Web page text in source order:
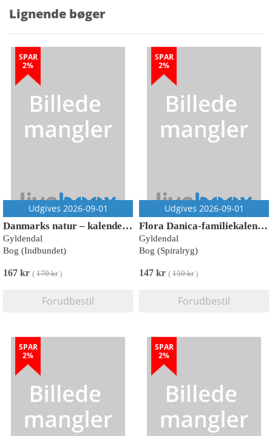
Lignende bøger
SPAR
2%
Udgives 2026-09-01
Danmarks natur – kalender 2027
Gyldendal
Bog (Indbundet)
167 kr ( 170 kr)
Forudbestil
SPAR
2%
Udgives 2026-09-01
Flora Danica-familiekalender 2027
Gyldendal
Bog (Spiralryg)
147 kr ( 150 kr)
Forudbestil
SPAR
2%
SPAR
2%